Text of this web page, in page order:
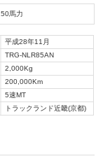
馬力
平成28年11月
TRG-NLR85AN
2,000Kg
200,000Km
5速MT
トラックランド近畿(京都)